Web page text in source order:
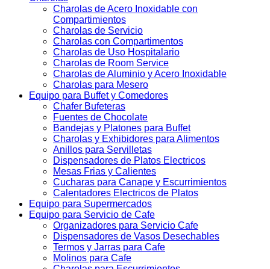
Charolas de Acero Inoxidable con
Compartimientos
Charolas de Servicio
Charolas con Compartimentos
Charolas de Uso Hospitalario
Charolas de Room Service
Charolas de Aluminio y Acero Inoxidable
Charolas para Mesero
Equipo para Buffet y Comedores
Chafer Bufeteras
Fuentes de Chocolate
Bandejas y Platones para Buffet
Charolas y Exhibidores para Alimentos
Anillos para Servilletas
Dispensadores de Platos Electricos
Mesas Frias y Calientes
Cucharas para Canape y Escurrimientos
Calentadores Electricos de Platos
Equipo para Supermercados
Equipo para Servicio de Cafe
Organizadores para Servicio Cafe
Dispensadores de Vasos Desechables
Termos y Jarras para Cafe
Molinos para Cafe